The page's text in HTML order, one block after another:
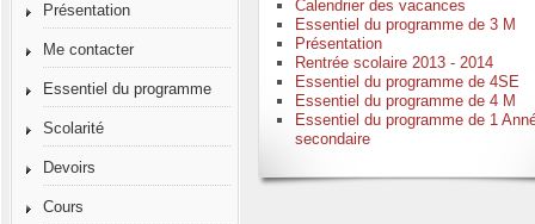
Présentation
Me contacter
Essentiel du programme
Scolarité
Devoirs
Cours
Calendrier des vacances
Essentiel du programme de 3 M
Présentation
Rentrée scolaire 2013 - 2014
Essentiel du programme de 4SE
Essentiel du programme de 4 M
Essentiel du programme de 1
secondaire